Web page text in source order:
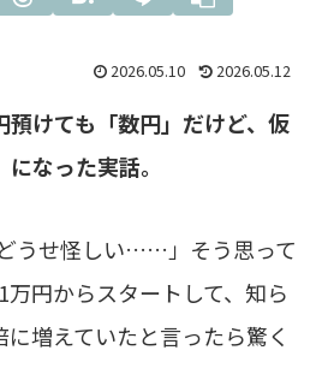
2026.05.10 2026.05.12
預けても「数円」だけど、仮
なった実話。
どうせ怪しい……」そう思って
円からスタートして、知ら
増えていたと言ったら驚く